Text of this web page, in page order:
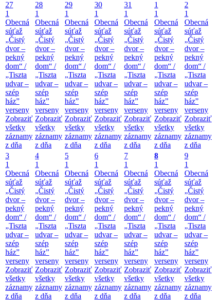
27
1
Obecná
súťaž
„Čistý
dvor –
pekný
dom“ /
„Tiszta
udvar –
szép
ház”
verseny
Zobraziť
všetky
záznamy
z dňa
28
1
Obecná
súťaž
„Čistý
dvor –
pekný
dom“ /
„Tiszta
udvar –
szép
ház”
verseny
Zobraziť
všetky
záznamy
z dňa
29
1
Obecná
súťaž
„Čistý
dvor –
pekný
dom“ /
„Tiszta
udvar –
szép
ház”
verseny
Zobraziť
všetky
záznamy
z dňa
30
1
Obecná
súťaž
„Čistý
dvor –
pekný
dom“ /
„Tiszta
udvar –
szép
ház”
verseny
Zobraziť
všetky
záznamy
z dňa
31
1
Obecná
súťaž
„Čistý
dvor –
pekný
dom“ /
„Tiszta
udvar –
szép
ház”
verseny
Zobraziť
všetky
záznamy
z dňa
1
1
Obecná
súťaž
„Čistý
dvor –
pekný
dom“ /
„Tiszta
udvar –
szép
ház”
verseny
Zobraziť
všetky
záznamy
z dňa
2
1
Obecná
súťaž
„Čistý
dvor –
pekný
dom“ /
„Tiszta
udvar –
szép
ház”
verseny
Zobraziť
všetky
záznamy
z dňa
3
1
Obecná
súťaž
„Čistý
dvor –
pekný
dom“ /
„Tiszta
udvar –
szép
ház”
verseny
Zobraziť
všetky
záznamy
z dňa
4
1
Obecná
súťaž
„Čistý
dvor –
pekný
dom“ /
„Tiszta
udvar –
szép
ház”
verseny
Zobraziť
všetky
záznamy
z dňa
5
1
Obecná
súťaž
„Čistý
dvor –
pekný
dom“ /
„Tiszta
udvar –
szép
ház”
verseny
Zobraziť
všetky
záznamy
z dňa
6
1
Obecná
súťaž
„Čistý
dvor –
pekný
dom“ /
„Tiszta
udvar –
szép
ház”
verseny
Zobraziť
všetky
záznamy
z dňa
7
1
Obecná
súťaž
„Čistý
dvor –
pekný
dom“ /
„Tiszta
udvar –
szép
ház”
verseny
Zobraziť
všetky
záznamy
z dňa
8
1
Obecná
súťaž
„Čistý
dvor –
pekný
dom“ /
„Tiszta
udvar –
szép
ház”
verseny
Zobraziť
všetky
záznamy
z dňa
9
1
Obecná
súťaž
„Čistý
dvor –
pekný
dom“ /
„Tiszta
udvar –
szép
ház”
verseny
Zobraziť
všetky
záznamy
z dňa